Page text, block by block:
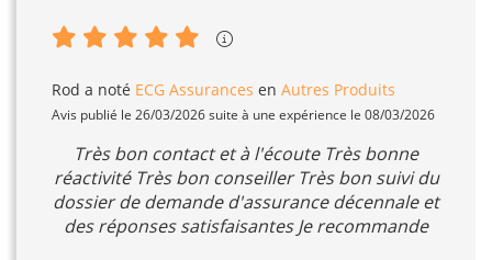
Rod a noté ECG Assurances en Autres Produits
Avis publié le 26/03/2026 suite à une expérience le 08/03/2026
Très bon contact et à l'écoute Très bonne
réactivité Très bon conseiller Très bon suivi du
dossier de demande d'assurance décennale et
des réponses satisfaisantes Je recommande